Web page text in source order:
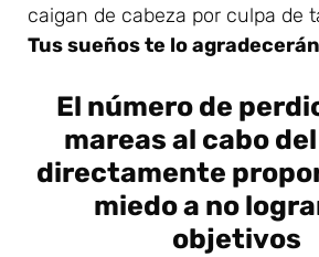
caigan de cabeza por culpa de
Tus sueños te lo
El número de
mareas al cabo
directamente
miedo a no
objetivos